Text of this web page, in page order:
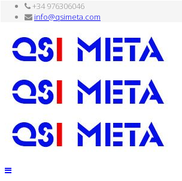
+34 976306046
info@qsimeta.com